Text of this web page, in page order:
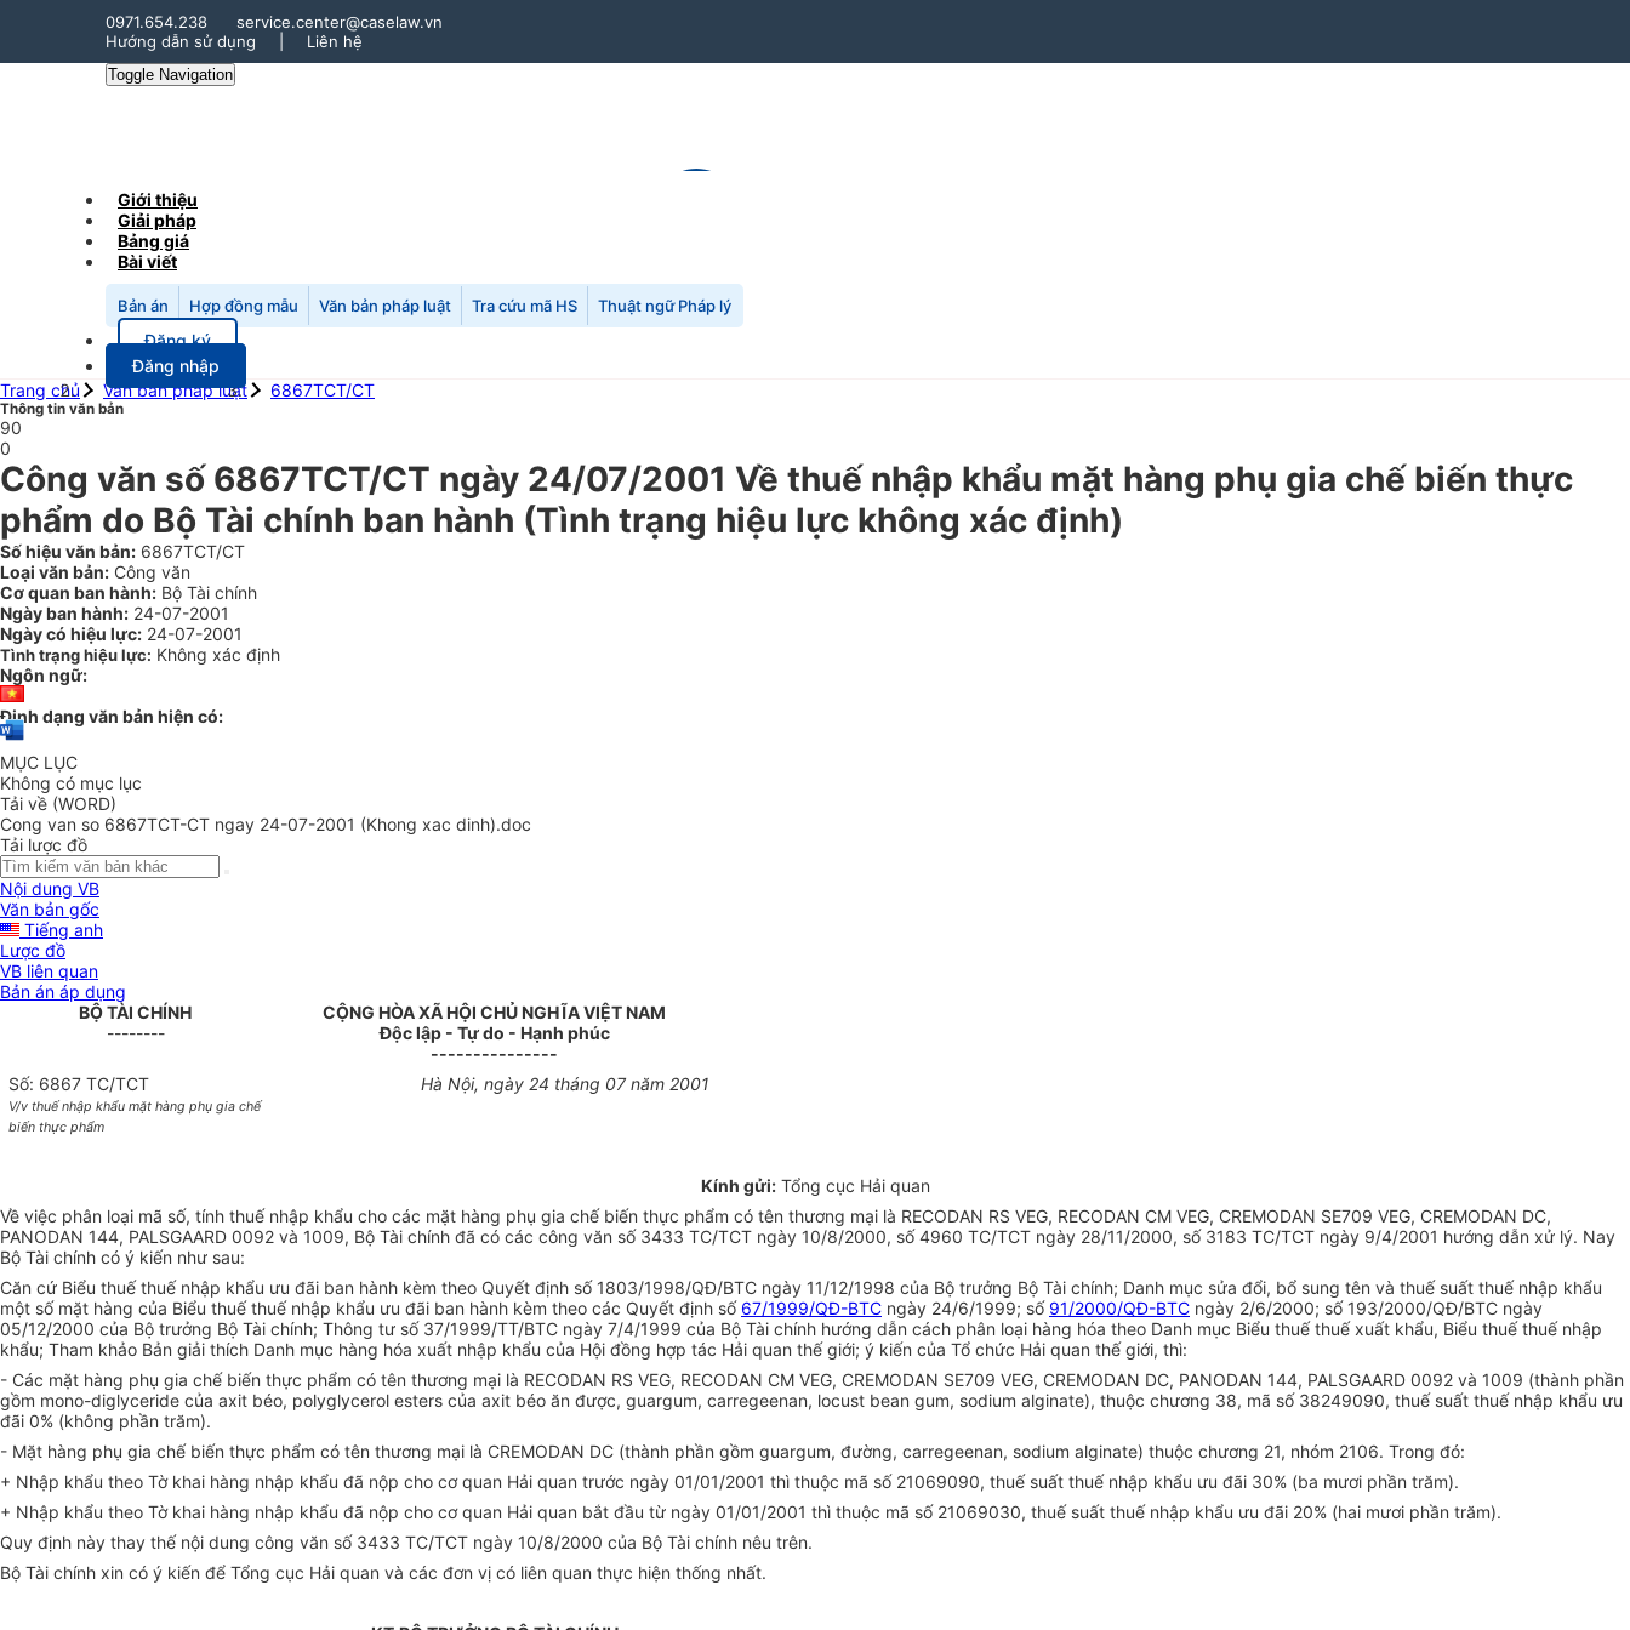
0971.654.238
service.center@caselaw.vn
Hướng dẫn sử dụng
Liên hệ
Toggle Navigation
Giới thiệu
Giải pháp
Bảng giá
Bài viết
Bản án Hợp đồng mẫu Văn bản pháp luật Tra cứu mã HS Thuật ngữ Pháp lý
Đăng ký
Đăng nhập
Trang chủ
Văn bản pháp luật 6867TCT/CT
Thông tin văn bản
90
0
Công văn số 6867TCT/CT ngày 24/07/2001 Về thuế nhập khẩu mặt hàng phụ gia chế biến thực
phẩm do Bộ Tài chính ban hành (Tình trạng hiệu lực không xác định)
Số hiệu văn bản: 6867TCT/CT
Loại văn bản: Công văn
Cơ quan ban hành: Bộ Tài chính
Ngày ban hành: 24-07-2001
Ngày có hiệu lực: 24-07-2001
Tình trạng hiệu lực: Không xác định
Ngôn ngữ:
Định dạng văn bản hiện có:
MỤC LỤC
Không có mục lục
Tải về (WORD)
Cong van so 6867TCT-CT ngay 24-07-2001 (Khong xac dinh).doc
Tải lược đồ
Nội dung VB
Văn bản gốc
Tiếng anh
Lược đồ
VB liên quan
Bản án áp dụng
BỘ TÀI CHÍNH
--------
CỘNG HÒA XÃ HỘI CHỦ NGHĨA VIỆT NAM
Độc lập - Tự do - Hạnh phúc
---------------
Số: 6867 TC/TCT
V/v thuế nhập khẩu mặt hàng phụ gia chế
biến thực phẩm
Hà Nội, ngày 24 tháng 07 năm 2001
Kính gửi:Tổng cục Hải quan
Về việc phân loại mã số, tính thuế nhập khẩu cho các mặt hàng phụ gia chế biến thực phẩm có tên thương mại là RECODAN RS VEG, RECODAN CM VEG, CREMODAN SE709 VEG, CREMODAN DC,
PANODAN 144, PALSGAARD 0092 và 1009, Bộ Tài chính đã có các công văn số 3433 TC/TCT ngày 10/8/2000, số 4960 TC/TCT ngày 28/11/2000, số 3183 TC/TCT ngày 9/4/2001 hướng dẫn xử lý. Nay
Bộ Tài chính có ý kiến như sau:
Căn cứ Biểu thuế thuế nhập khẩu ưu đãi ban hành kèm theo Quyết định số 1803/1998/QĐ/BTC ngày 11/12/1998 của Bộ trưởng Bộ Tài chính; Danh mục sửa đổi, bổ sung tên và thuế suất thuế nhập khẩu
một số mặt hàng của Biểu thuế thuế nhập khẩu ưu đãi ban hành kèm theo các Quyết định số 67/1999/QĐ-BTC ngày 24/6/1999; số 91/2000/QĐ-BTC ngày 2/6/2000; số 193/2000/QĐ/BTC ngày
05/12/2000 của Bộ trưởng Bộ Tài chính; Thông tư số 37/1999/TT/BTC ngày 7/4/1999 của Bộ Tài chính hướng dẫn cách phân loại hàng hóa theo Danh mục Biểu thuế thuế xuất khẩu, Biểu thuế thuế nhập
khẩu; Tham khảo Bản giải thích Danh mục hàng hóa xuất nhập khẩu của Hội đồng hợp tác Hải quan thế giới; ý kiến của Tổ chức Hải quan thế giới, thì:
- Các mặt hàng phụ gia chế biến thực phẩm có tên thương mại là RECODAN RS VEG, RECODAN CM VEG, CREMODAN SE709 VEG, CREMODAN DC, PANODAN 144, PALSGAARD 0092 và 1009 (thành phần
gồm mono-diglyceride của axit béo, polyglycerol esters của axit béo ăn được, guargum, carregeenan, locust bean gum, sodium alginate), thuộc chương 38, mã số 38249090, thuế suất thuế nhập khẩu ưu
đãi 0% (không phần trăm).
- Mặt hàng phụ gia chế biến thực phẩm có tên thương mại là CREMODAN DC (thành phần gồm guargum, đường, carregeenan, sodium alginate) thuộc chương 21, nhóm 2106. Trong đó:
+ Nhập khẩu theo Tờ khai hàng nhập khẩu đã nộp cho cơ quan Hải quan trước ngày 01/01/2001 thì thuộc mã số 21069090, thuế suất thuế nhập khẩu ưu đãi 30% (ba mươi phần trăm).
+ Nhập khẩu theo Tờ khai hàng nhập khẩu đã nộp cho cơ quan Hải quan bắt đầu từ ngày 01/01/2001 thì thuộc mã số 21069030, thuế suất thuế nhập khẩu ưu đãi 20% (hai mươi phần trăm).
Quy định này thay thế nội dung công văn số 3433 TC/TCT ngày 10/8/2000 của Bộ Tài chính nêu trên.
Bộ Tài chính xin có ý kiến để Tổng cục Hải quan và các đơn vị có liên quan thực hiện thống nhất.